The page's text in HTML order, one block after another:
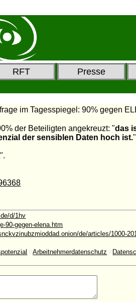
RFT Presse
im Tagesspiegel: 90% gegen
der Beteiligten angekreuzt: "das
der sensiblen Daten hoch ist."
d/1hv
90-gegen-elena.htm
de/articles/1000-
#Arbeitnehmerdatenschutz